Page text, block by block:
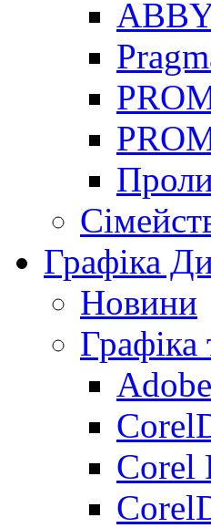
Графіка
Новини
Графіка
Corel